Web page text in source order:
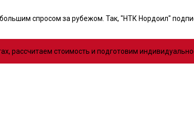
спросом за рубежом. Так, "НТК Нордоил"
рассчитаем стоимость и подготовим